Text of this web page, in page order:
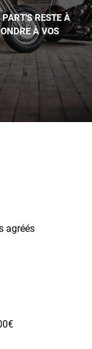
RESTE À
À VOS
agréés